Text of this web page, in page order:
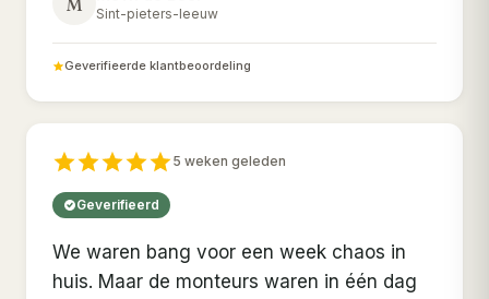
Sint-pieters-leeuw
Geverifieerde klantbeoordeling
5 weken geleden
Geverifieerd
We waren bang voor een week chaos in
huis. Maar de monteurs waren in één dag